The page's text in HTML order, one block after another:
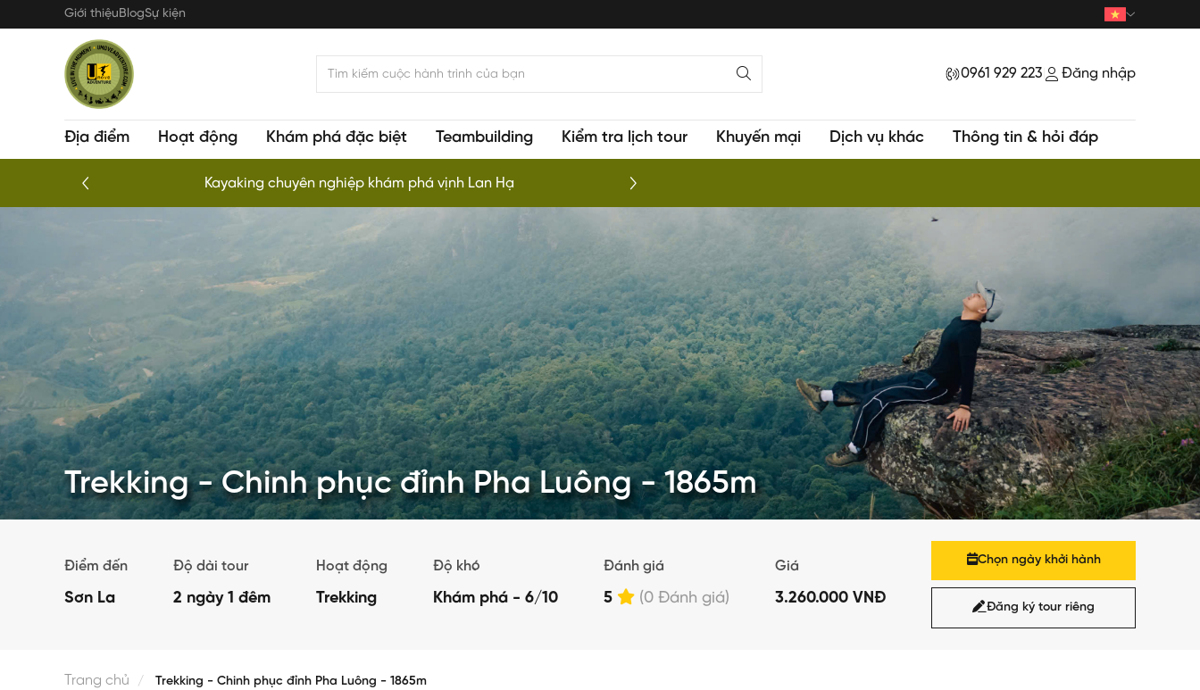
Giới thiệuBlogSự kiện
0961 929 223 Đăng nhập
Địa điểm Hoạt động Khám phá đặc biệt Teambuilding Kiểm tra lịch tour Khuyến mại Dịch vụ khác Thông tin & hỏi đáp
Kayaking chuyên nghiệp khám phá vịnh Lan Hạ
Trekking - Chinh phục đỉnh Pha Luông - 1865m
Điểm đến
Sơn La
Độ dài tour
2 ngày 1 đêm
Hoạt động
Trekking
Độ khó
Khám phá - 6/10
Đánh giá
5 (0 Đánh giá)
Giá
3.260.000 VNĐ
Chọn ngày khởi hành
Đăng ký tour riêng
Trang chủ Trekking - Chinh phục đỉnh Pha Luông - 1865m